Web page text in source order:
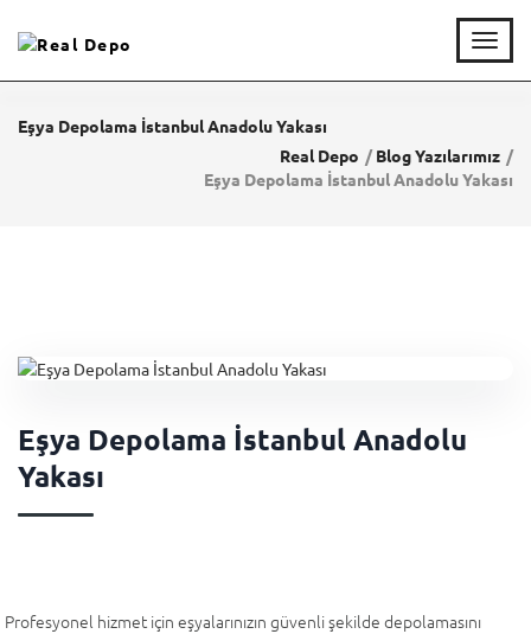
T
o
e
n
Eşya Depolama İstanbul Anadolu Yakası
Real Depo
Blog Yazılarımız
Eşya Depolama İstanbul Anadolu Yakası
Eşya Depolama İstanbul Anadolu
Yakası
Profesyonel hizmet için eşyalarınızın güvenli şekilde depolamasını